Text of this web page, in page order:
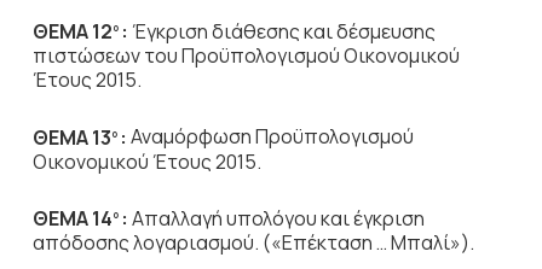
ΘΕΜΑ 12ο : Έγκριση διάθεσης και δέσμευσης
πιστώσεων του Προϋπολογισμού Οικονομικού
Έτους 2015.
ΘΕΜΑ 13ο : Αναμόρφωση Προϋπολογισμού
Οικονομικού Έτους 2015.
ΘΕΜΑ 14ο : Απαλλαγή υπολόγου και έγκριση
απόδοσης λογαριασμού. («Επέκταση … Μπαλί»).